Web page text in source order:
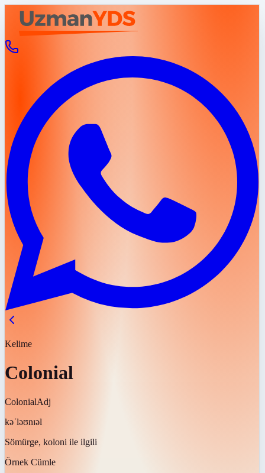
Kelime
Colonial
ColonialAdj
kəˈləʊnɪəl
Sömürge, koloni ile ilgili
Örnek Cümle